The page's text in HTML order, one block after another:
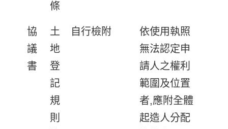
條
協
議
書
土
地
登
記
規
則
自行檢附
依使用執照
無法認定申
請人之權利
範圍及位置
者,應附全體
起造人分配